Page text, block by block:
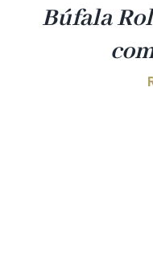
Búfala